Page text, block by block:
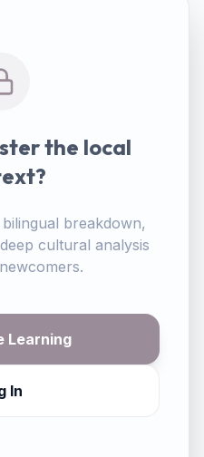
the local
breakdown,
cultural analysis
Learning
In